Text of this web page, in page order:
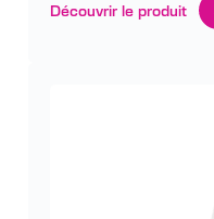
Découvrir le produit